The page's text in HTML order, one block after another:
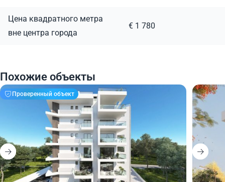
Цена квадратного метра
вне центра города
€ 1 780
Похожие объекты
Проверенный объект